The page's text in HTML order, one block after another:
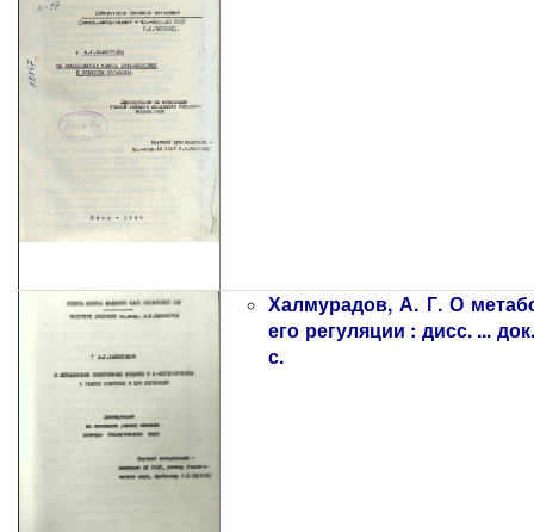
Халмурадов, А. Г. О
его регуляции : дисс. ...
с.